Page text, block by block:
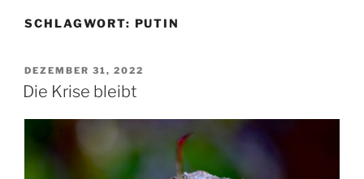
SCHLAGWORT: PUTIN
VERÖFFENTLICHT
AM
DEZEMBER 31, 2022
Die Krise bleibt